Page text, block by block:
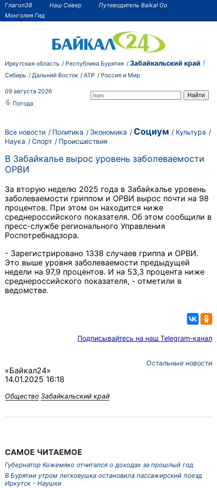
Глагол38 Наш Север
Путеводитель Baikal Go
Монголия Гид
Иркутская область Республика Бурятия Забайкальский край
Сибирь Дальний Восток АТР Россия и Мир
09 августа 2026
Погода
Все новости Политика Экономика Социум
Культура
Наука
Спорт Происшествия
В Забайкалье вырос уровень заболеваемости
ОРВИ
За вторую неделю 2025 года в Забайкалье уровень
заболеваемости гриппом и ОРВИ вырос почти на 98
процентов. При этом он находится ниже
среднероссийского показателя. Об этом сообщили в
пресс-службе регионального Управления
Роспотребнадзора.
- Зарегистрировано 1338 случаев гриппа и ОРВИ.
Это выше уровня заболеваемости предыдущей
недели на 97,9 процентов. И на 53,3 процента ниже
среднероссийского показателя, - отметили в
ведомстве.
Подписывайтесь на наш Telegram-канал
Остальные новости
«Байкал24»
14.01.2025 16:18
Общество Забайкальский край
САМОЕ ЧИТАЕМОЕ
Губернатор Кожемяко отчитался о доходах за прошлый год
В Бурятии утром легковушка остановила пассажирский поезд
Иркутск - Наушки